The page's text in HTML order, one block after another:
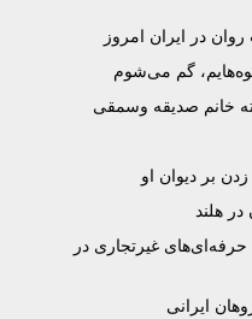
در ايران امروز
گم می‌شوم
خانم صدیقه وسمقی
بر دیوان او
در هلند
غیرتجاری در
ایرانی